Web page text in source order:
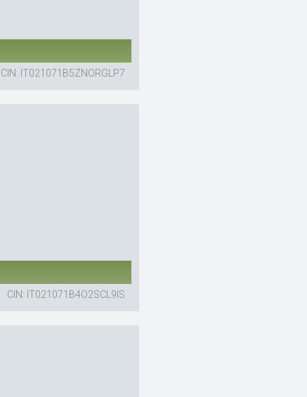
CIN: IT021071B5ZNORGLP7
CIN: IT021071B4O2SCL9IS